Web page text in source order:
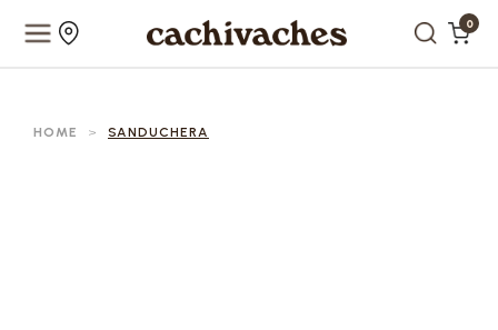
0
HOME > SANDUCHERA